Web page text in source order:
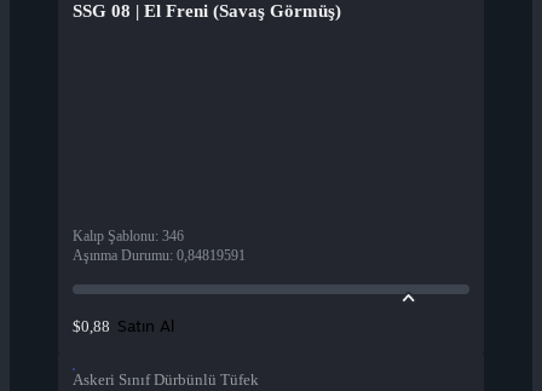
SSG 08 | El Freni (Savaş Görmüş)
Kalıp Şablonu: 346
Aşınma Durumu: 0,84819591
$0,88 Satın Al
Askeri Sınıf Dürbünlü Tüfek